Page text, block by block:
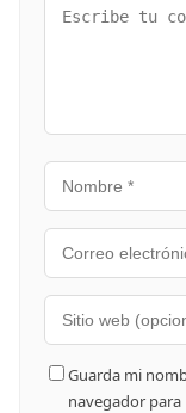
Guarda mi
navegador